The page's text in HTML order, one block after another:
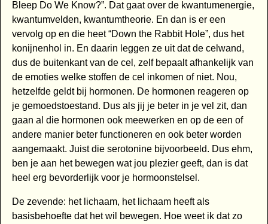
Bleep Do We Know?”. Dat gaat over de kwantumenergie,
kwantumvelden, kwantumtheorie. En dan is er een
vervolg op en die heet “Down the Rabbit Hole”, dus het
konijnenhol in. En daarin leggen ze uit dat de celwand,
dus de buitenkant van de cel, zelf bepaalt afhankelijk van
de emoties welke stoffen de cel inkomen of niet. Nou,
hetzelfde geldt bij hormonen. De hormonen reageren op
je gemoedstoestand. Dus als jij je beter in je vel zit, dan
gaan al die hormonen ook meewerken en op de een of
andere manier beter functioneren en ook beter worden
aangemaakt. Juist die serotonine bijvoorbeeld. Dus ehm,
ben je aan het bewegen wat jou plezier geeft, dan is dat
heel erg bevorderlijk voor je hormoonstelsel.
De zevende: het lichaam, het lichaam heeft als
basisbehoefte dat het wil bewegen. Hoe weet ik dat zo